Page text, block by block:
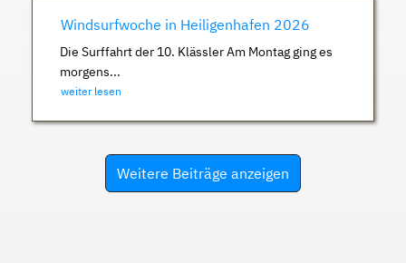
Windsurfwoche in Heiligenhafen 2026
Die Surffahrt der 10. Klässler Am Montag ging es
morgens...
weiter lesen
Weitere Beiträge anzeigen